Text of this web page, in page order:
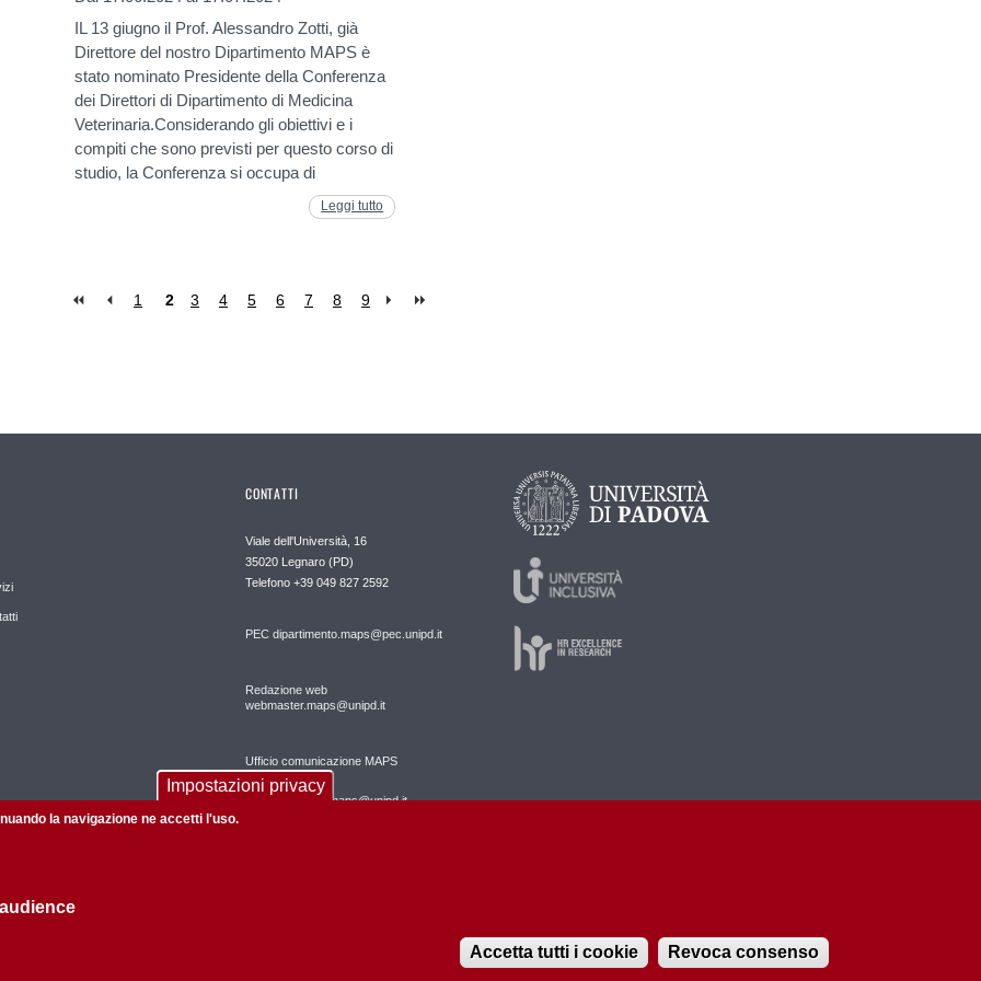
IL 13 giugno il Prof. Alessandro Zotti, già
Direttore del nostro Dipartimento MAPS è
stato nominato Presidente della Conferenza
dei Direttori di Dipartimento di Medicina
Veterinaria.Considerando gli obiettivi e i
compiti che sono previsti per questo corso di
studio, la Conferenza si occupa di
Leggi tutto
1 2 3 4 5 6 7 8 9
CONTATTI
Viale dell'Università, 16
35020 Legnaro (PD)
Telefono +39 049 827 2592
PEC dipartimento.maps@pec.unipd.it
Redazione web
webmaster.maps@unipd.it
Ufficio comunicazione MAPS
comunicazione.maps@unipd.it
Impostazioni privacy
la navigazione ne accetti l'uso.
Accetta tutti i cookie Revoca consenso